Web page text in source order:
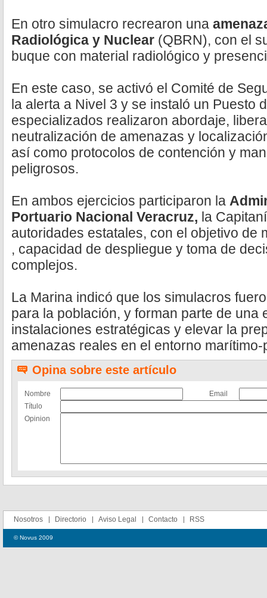
En otro simulacro recrearon una
Radiológica y Nuclear (QBRN), con el
buque con material radiológico y
En este caso, se activó el Comité de
la alerta a Nivel 3 y se instaló un Puesto
especializados realizaron abordaje,
neutralización de amenazas y
así como protocolos de contención y
peligrosos.
En ambos ejercicios participaron la
Portuario Nacional Veracruz, la
autoridades estatales, con el objetivo de
, capacidad de despliegue y toma de
complejos.
La Marina indicó que los simulacros
para la población, y forman parte de una
instalaciones estratégicas y elevar la
amenazas reales en el entorno
Opina sobre este artículo
Nombre
Email
Título
Opinion
Nosotros Directorio Aviso Legal Contacto RSS
© Novus 2009